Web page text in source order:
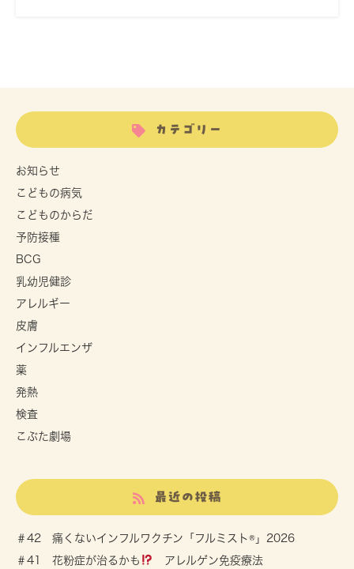
カテゴリー
お知らせ
こどもの病気
こどものからだ
予防接種
BCG
乳幼児健診
アレルギー
皮膚
インフルエンザ
薬
発熱
検査
こぶた劇場
最近の投稿
＃42 痛くないインフルワクチン「フルミスト®」2026
＃41 花粉症が治るかも
アレルゲン免疫療法